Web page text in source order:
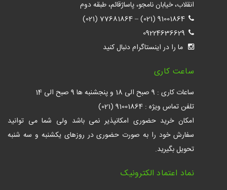
انقلاب، خیابان نامجو، پاساژقائم، طبقه دوم
91001864 (021)
–
77681864 (021)
09224636629
ما را در اینستاگرام دنبال کنید
ساعت کاری
ساعات کاری : 9 صبح الی 18 و پنجشنبه ها 9 صبح الی 14
تلفن تماس ویژه : 91001864 (021)
امکان خرید حضوری امکانپذیر نمی باشد ولی شما می توانید
سفارش خود را به صورت حضوری در روزهای یکشنبه و سه شنبه
تحویل بگیرید.
نماد اعتماد الکترونیک